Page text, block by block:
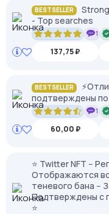
BESTSELLER
Strong
- Top searches
1
137,75 ₽
BESTSELLER
подтверждены по
1
60,00 ₽
⭐ Twitter NFT --
Отображаются во
теневого бана --
Подтверждены с
⭐